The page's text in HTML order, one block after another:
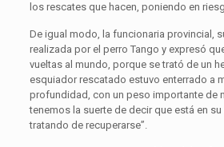
los rescates que hacen, poniendo en
De igual modo, la funcionaria provincial,
realizada por el perro Tango y expresó
vueltas al mundo, porque se trató de un
esquiador rescatado estuvo enterrado a
profundidad, con un peso importante de
tenemos la suerte de decir que está en
tratando de recuperarse”.